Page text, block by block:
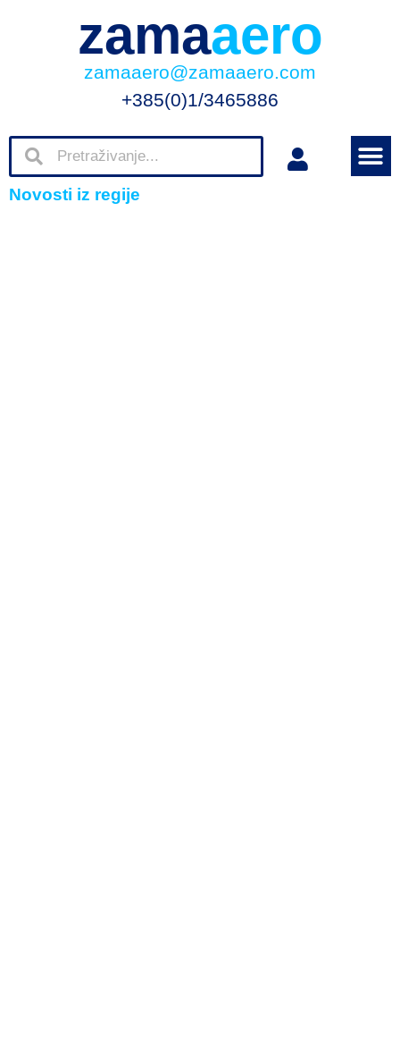
zamaaero
zamaaero@zamaaero.com
+385(0)1/3465886
Novosti iz regije